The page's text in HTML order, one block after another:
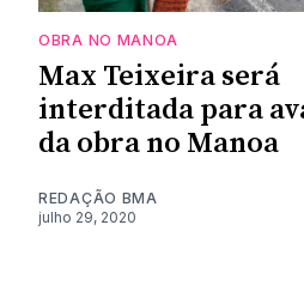
OBRA NO MANOA
Max Teixeira será
interditada para
da obra no Manoa
REDAÇÃO BMA
julho 29, 2020